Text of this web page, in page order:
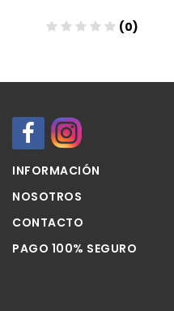
(0)
INFORMACIÓN
NOSOTROS
CONTACTO
PAGO 100% SEGURO